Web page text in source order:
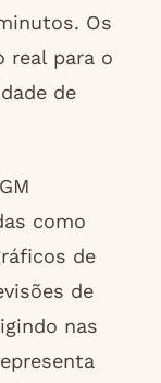
Os
real para o
de
como
de
de
nas